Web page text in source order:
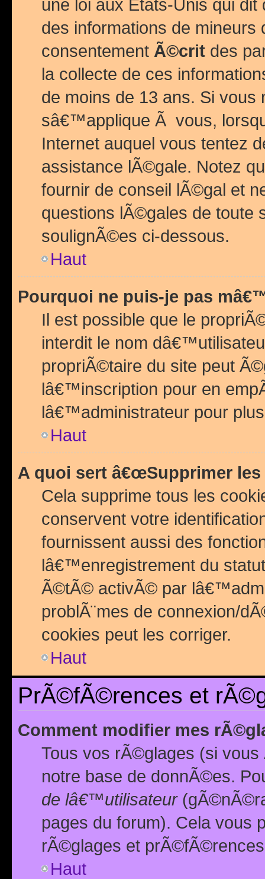
une loi aux Etats-Unis qui
des informations de mineurs
consentement Ã©crit des
la collecte de ces
de moins de 13 ans. Si
sâ€™applique Ã vous,
Internet auquel vous tentez
assistance lÃ©gale. Notez
fournir de conseil lÃ©gal et
questions lÃ©gales de
soulignÃ©es ci-dessous.
Haut
Pourquoi ne puis-je pas
Il est possible que le
interdit le nom
propriÃ©taire du site peut
lâ€™inscription pour en
lâ€™administrateur pour
Haut
A quoi sert â€œSupprimer les
Cela supprime tous les
conservent votre
fournissent aussi des
lâ€™enregistrement du
Ã©tÃ© activÃ© par
problÃ¨mes de connexion/
cookies peut les corriger.
Haut
PrÃ©fÃ©rences et
Comment modifier mes
Tous vos rÃ©glages (si
notre base de donnÃ©es.
de lâ€™utilisateur
pages du forum). Cela vous
rÃ©glages et
Haut